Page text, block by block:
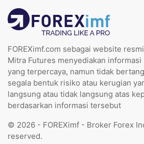
FOREXimf.com sebagai website
Mitra Futures menyediakan
yang terpercaya, namun tidak
segala bentuk risiko atau kerugian
langsung atau tidak langsung atas
berdasarkan informasi tersebut
© 2026 - FOREXimf - Broker Forex
reserved.